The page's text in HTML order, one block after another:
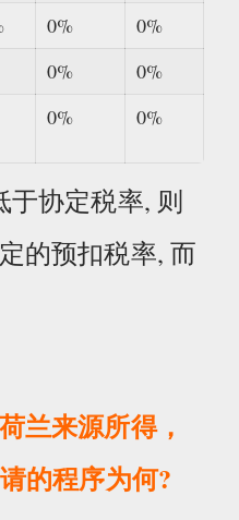
0%
0%
0%
0%
0% 0%
协定税率, 则
的预扣税率, 而
兰来源所得，
的程序为何?